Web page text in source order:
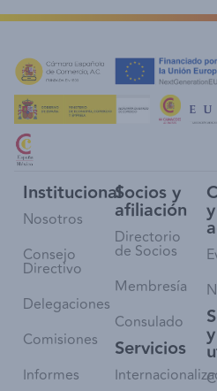
Institucional
Nosotros
Consejo
Directivo
Delegaciones
Comisiones
Informes
Socios y
afiliación
Directorio
de Socios
Membresía
Consulado
Servicios
y
y